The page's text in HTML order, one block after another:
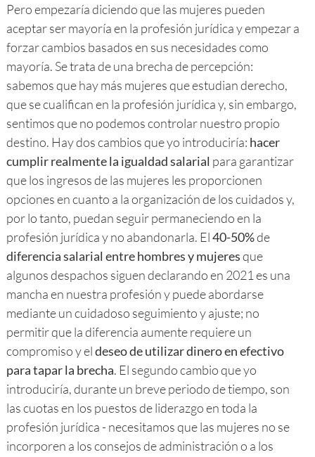
Pero empezaría diciendo que las mujeres pueden
aceptar ser mayoría en la profesión jurídica y empezar a
forzar cambios basados en sus necesidades como
mayoría. Se trata de una brecha de percepción:
sabemos que hay más mujeres que estudian derecho,
que se cualifican en la profesión jurídica y, sin embargo,
sentimos que no podemos controlar nuestro propio
destino. Hay dos cambios que yo introduciría: hacer
cumplir realmente la igualdad salarial para garantizar
que los ingresos de las mujeres les proporcionen
opciones en cuanto a la organización de los cuidados y,
por lo tanto, puedan seguir permaneciendo en la
profesión jurídica y no abandonarla. El40-50%de
diferencia salarial entre hombres y mujeresque
algunos despachos siguen declarando en 2021 es una
mancha en nuestra profesión y puede abordarse
mediante un cuidadoso seguimiento y ajuste; no
permitir que la diferencia aumente requiere un
compromiso y eldeseo de utilizar dinero en efectivo
para tapar la brecha. El segundo cambio que yo
introduciría, durante un breve periodo de tiempo, son
las cuotas en los puestos de liderazgo en toda la
profesión jurídica - necesitamos que las mujeres no se
incorporen a los consejos de administración o a los